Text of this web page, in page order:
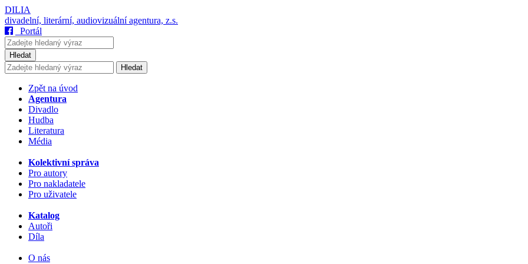
DILIA
divadelní, literární, audiovizuální agentura, z.s.
Portál
Hledat
Hledat
Zpět na úvod
Agentura
Divadlo
Hudba
Literatura
Média
Kolektivní správa
Pro autory
Pro nakladatele
Pro uživatele
Katalog
Autoři
Díla
O nás